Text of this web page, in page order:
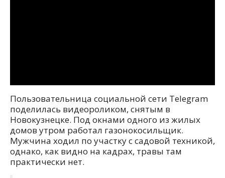
Пользовательница социальной сети Telegram
поделилась видеороликом, снятым в
Новокузнецке. Под окнами одного из жилых
домов утром работал газонокосильщик.
Мужчина ходил по участку с садовой техникой,
однако, как видно на кадрах, травы там
практически нет.